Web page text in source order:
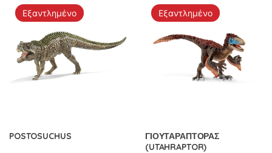
Εξαντλημένο
POSTOSUCHUS
Εξαντλημένο
ΓΙΟΥΤΑΡΑΠΤΟΡΑΣ
(UTAHRAPTOR)